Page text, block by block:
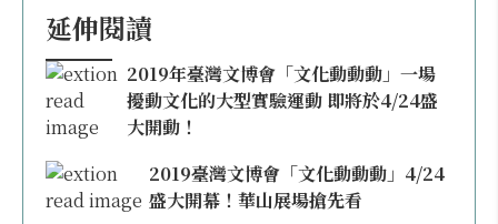
延伸閱讀
2019年臺灣文博會「文化動動動」一場
擾動文化的大型實驗運動 即將於4/24盛
大開動！
2019臺灣文博會「文化動動動」4/24
盛大開幕！華山展場搶先看